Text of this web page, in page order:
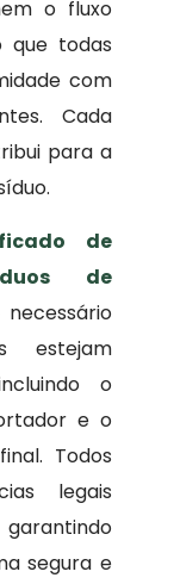
o fluxo
que todas
com
Cada
para a
de
de
necessário
estejam
o
e o
Todos
legais
segura e